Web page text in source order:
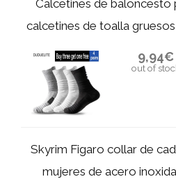
Calcetines de baloncesto
calcetines de toalla
9,94€
out of
Skyrim Figaro collar de
mujeres de acero